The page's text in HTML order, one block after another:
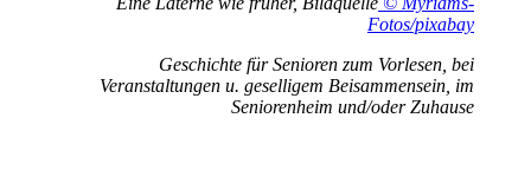
Fotos/pixabay
Geschichte für Senioren zum Vorlesen, bei
Veranstaltungen u. geselligem Beisammensein, im
Seniorenheim und/oder Zuhause